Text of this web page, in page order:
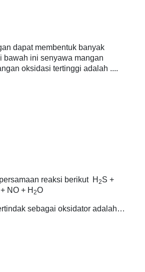
dapat membentuk banyak
bawah ini senyawa mangan
oksidasi tertinggi adalah ....
reaksi berikut H 2S +
NO + H2O
sebagai oksidator adalah…